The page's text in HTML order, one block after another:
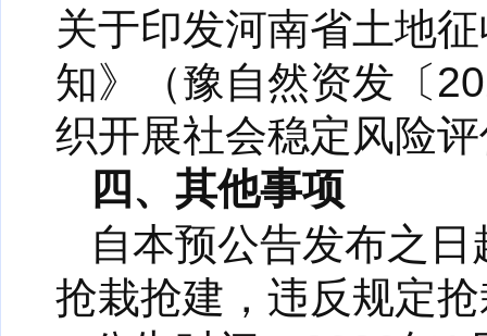
关于印发河南省土地
知》（豫自然资发〔
织开展社会稳定风险
四、其他事项
自本预公告发布之
抢栽抢建，违反规定